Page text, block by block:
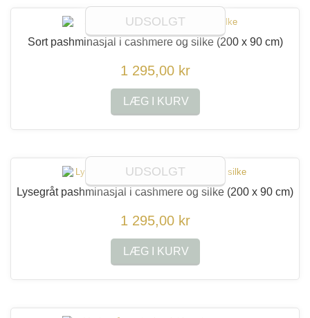
UDSOLGT
Sort pashminasjal i cashmere og silke (200 x 90 cm)
1 295,00 kr
LÆG I KURV
UDSOLGT
Lysegråt pashminasjal i cashmere og silke (200 x 90 cm)
1 295,00 kr
LÆG I KURV